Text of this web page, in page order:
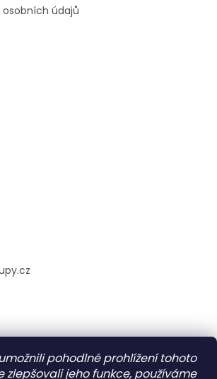
pohodlné prohlížení tohoto
zlepšovali jeho funkce, používáme
údajů